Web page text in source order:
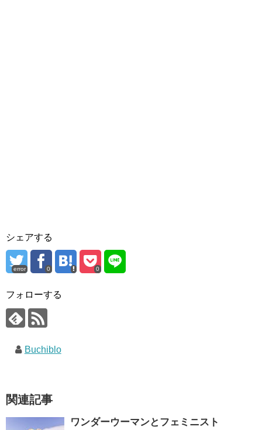
シェアする
error 0 0
フォローする
Buchiblo
関連記事
ワンダーウーマンとフェミニスト